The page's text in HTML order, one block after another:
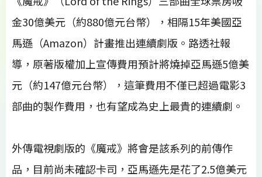
金30億美元（約880億元台幣），相隔15年美國亞
馬遜（Amazon）計畫推出連續劇版。路透社報
導，原著版權加上宣傳費用預計將燒掉亞馬遜5億美
元（約147億元台幣），這筆費用不僅已超過電影3
部曲的製作費用，也有望成為史上最貴的連續劇。
外傳電視劇版的《魔戒》將會是該系列的前傳作
品，目前尚未確認卡司，亞馬遜先是花了2.5億美元